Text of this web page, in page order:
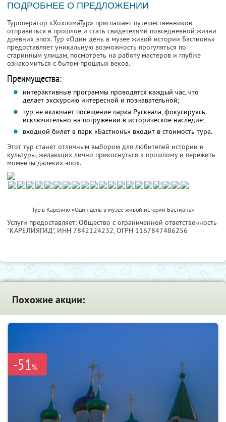
ПОДРОБНЕЕ О ПРЕДЛОЖЕНИИ
Туроператор «ХохломаТур» приглашает путешественников
отправиться в прошлое и стать свидетелями повседневной жизни
древних эпох. Тур «Один день в музее живой истории Бастионъ»
предоставляет уникальную возможность прогуляться по
старинным улицам, посмотреть на работу мастеров и глубже
ознакомиться с бытом прошлых веков.
Преимущества:
интерактивные программы проводятся каждый час, что
делает экскурсию интересной и познавательной;
тур не включает посещение парка Рускеала, фокусируясь
исключительно на погружении в историческое наследие;
входной билет в парк «Бастионъ» входит в стоимость тура.
Этот тур станет отличным выбором для любителей истории и
культуры, желающих лично прикоснуться к прошлому и пережить
моменты далеких эпох.
Тур в Карелию «Один день в музее живой истории Бастионъ»
Услуги предоставляет: Общество с ограниченной ответственность
"КАРЕЛИЯГИД", ИНН 7842124232, ОГРН 1167847486256
Похожие акции:
-51%